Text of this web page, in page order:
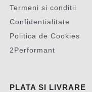
Termeni si conditii
Confidentialitate
Politica de Cookies
2Performant
PLATA SI LIVRARE